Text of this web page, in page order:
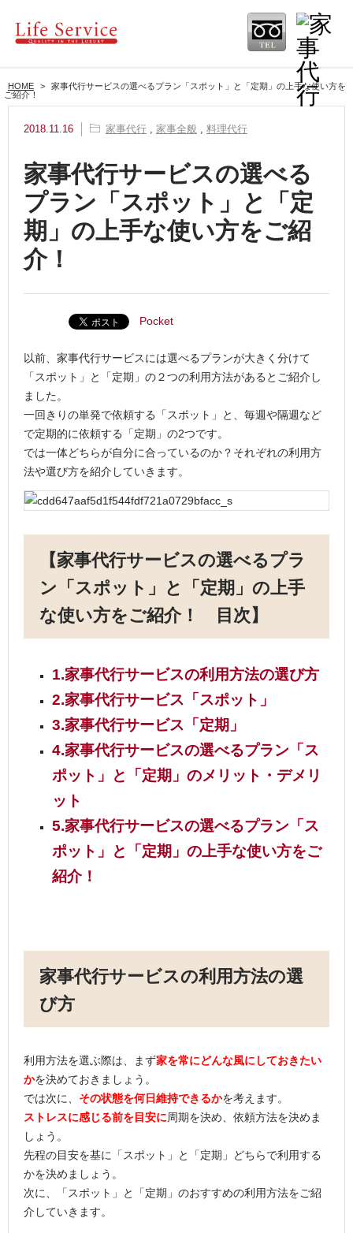
HOME >
家事代行サービスの選べるプラン「スポット」と「定期」の上手な使い方を
ご紹介！
2018.11.16 家事代行 家事全般 料理代行
家事代行サービスの選べる
プラン「スポット」と「定
期」の上手な使い方をご紹
介！
Pocket
以前、家事代行サービスには選べるプランが大きく分けて
「スポット」と「定期」の２つの利用方法があるとご紹介し
ました。
一回きりの単発で依頼する「スポット」と、毎週や隔週など
で定期的に依頼する「定期」の2つです。
では一体どちらが自分に合っているのか？それぞれの利用方
法や選び方を紹介していきます。
【家事代行サービスの選べるプラ
ン「スポット」と「定期」の上手
な使い方をご紹介！ 目次】
1.家事代行サービスの利用方法の選び方
2.家事代行サービス「スポット」
3.家事代行サービス「定期」
4.家事代行サービスの選べるプラン「ス
ポット」と「定期」のメリット・デメリ
ット
5.家事代行サービスの選べるプラン「ス
ポット」と「定期」の上手な使い方をご
紹介！
家事代行サービスの利用方法の選
び方
利用方法を選ぶ際は、まず家を常にどんな風にしておきたい
かを決めておきましょう。
では次に、 その状態を何日維持できるかを考えます。
ストレスに感じる前を目安に周期を決め、依頼方法を決めま
しょう。
先程の目安を基に「スポット」と「定期」どちらで利用する
かを決めましょう。
次に、「スポット」と「定期」のおすすめの利用方法をご紹
介していきます。